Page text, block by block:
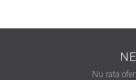
Nu rata